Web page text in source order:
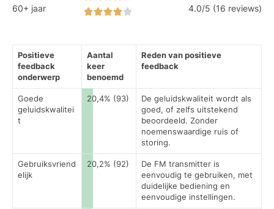
60+ jaar
4.0/5 (16 reviews)
Positieve
feedback
onderwerp
Aantal
keer
benoemd
Reden van positieve
feedback
Goede
geluidskwalitei
t
20,4% (93)
De geluidskwaliteit wordt als
goed, of zelfs uitstekend
beoordeeld. Zonder
noemenswaardige ruis of
storing.
Gebruiksvriend
elijk
20,2% (92)
De FM transmitter is
eenvoudig te gebruiken, met
duidelijke bediening en
eenvoudige instellingen.